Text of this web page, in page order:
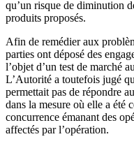
qu’un risque de diminution
produits proposés.
Afin de remédier aux
parties ont déposé des
l’objet d’un test de marché
L’Autorité a toutefois jugé
permettait pas de répondre
dans la mesure où elle a été
concurrence émanant des
affectés par l’opération.